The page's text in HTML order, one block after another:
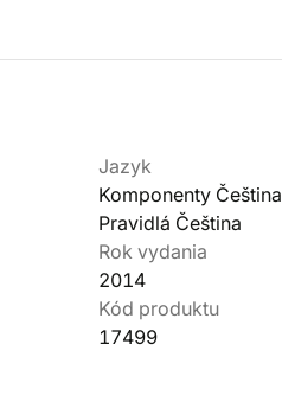
Jazyk
Komponenty Čeština
Pravidlá Čeština
Rok vydania
2014
Kód produktu
17499